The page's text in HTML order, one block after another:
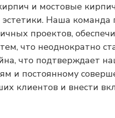
и мостовые
Наша
проектов,
что неоднократно
что подтверждает
и постоянному
клиентов и внести